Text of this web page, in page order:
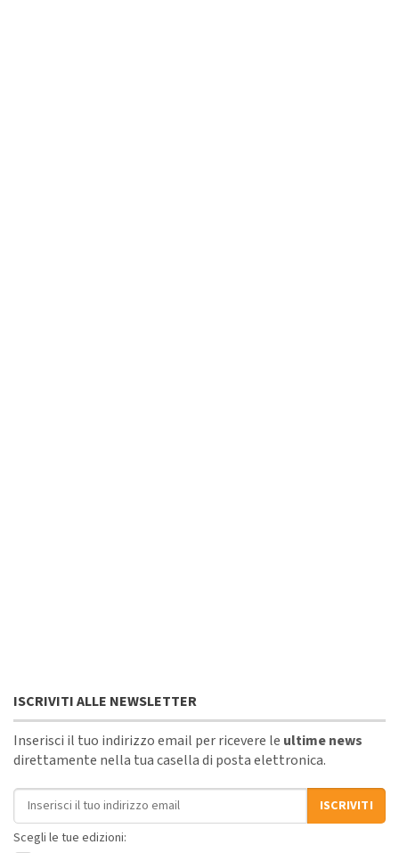
ISCRIVITI ALLE NEWSLETTER
Inserisci il tuo indirizzo email per ricevere le ultime news
direttamente nella tua casella di posta elettronica.
Indirizzo email
ISCRIVITI
Scegli le tue edizioni: